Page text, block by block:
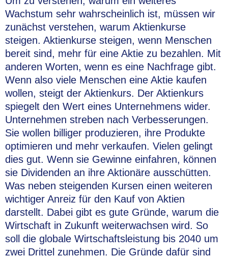
Wachstum sehr wahrscheinlich ist, müssen wir
zunächst verstehen, warum Aktienkurse
steigen. Aktienkurse steigen, wenn Menschen
bereit sind, mehr für eine Aktie zu bezahlen. Mit
anderen Worten, wenn es eine Nachfrage gibt.
Wenn also viele Menschen eine Aktie kaufen
wollen, steigt der Aktienkurs. Der Aktienkurs
spiegelt den Wert eines Unternehmens wider.
Unternehmen streben nach Verbesserungen.
Sie wollen billiger produzieren, ihre Produkte
optimieren und mehr verkaufen. Vielen gelingt
dies gut. Wenn sie Gewinne einfahren, können
sie Dividenden an ihre Aktionäre ausschütten.
Was neben steigenden Kursen einen weiteren
wichtiger Anreiz für den Kauf von Aktien
darstellt. Dabei gibt es gute Gründe, warum die
Wirtschaft in Zukunft weiterwachsen wird. So
soll die globale Wirtschaftsleistung bis 2040 um
zwei Drittel zunehmen. Die Gründe dafür sind